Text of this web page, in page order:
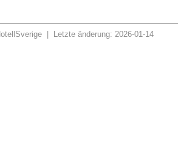
| Letzte änderung: 2026-01-14